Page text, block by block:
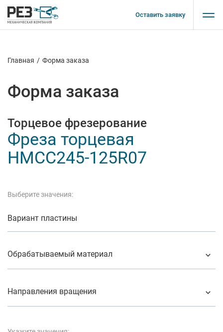
Оставить заявку
Главная / Форма заказа
Форма заказа
Торцевое фрезерование
Фреза торцевая
HMCC245-125R07
Выберите значения:
Вариант пластины
Обрабатываемый материал
Направления вращения